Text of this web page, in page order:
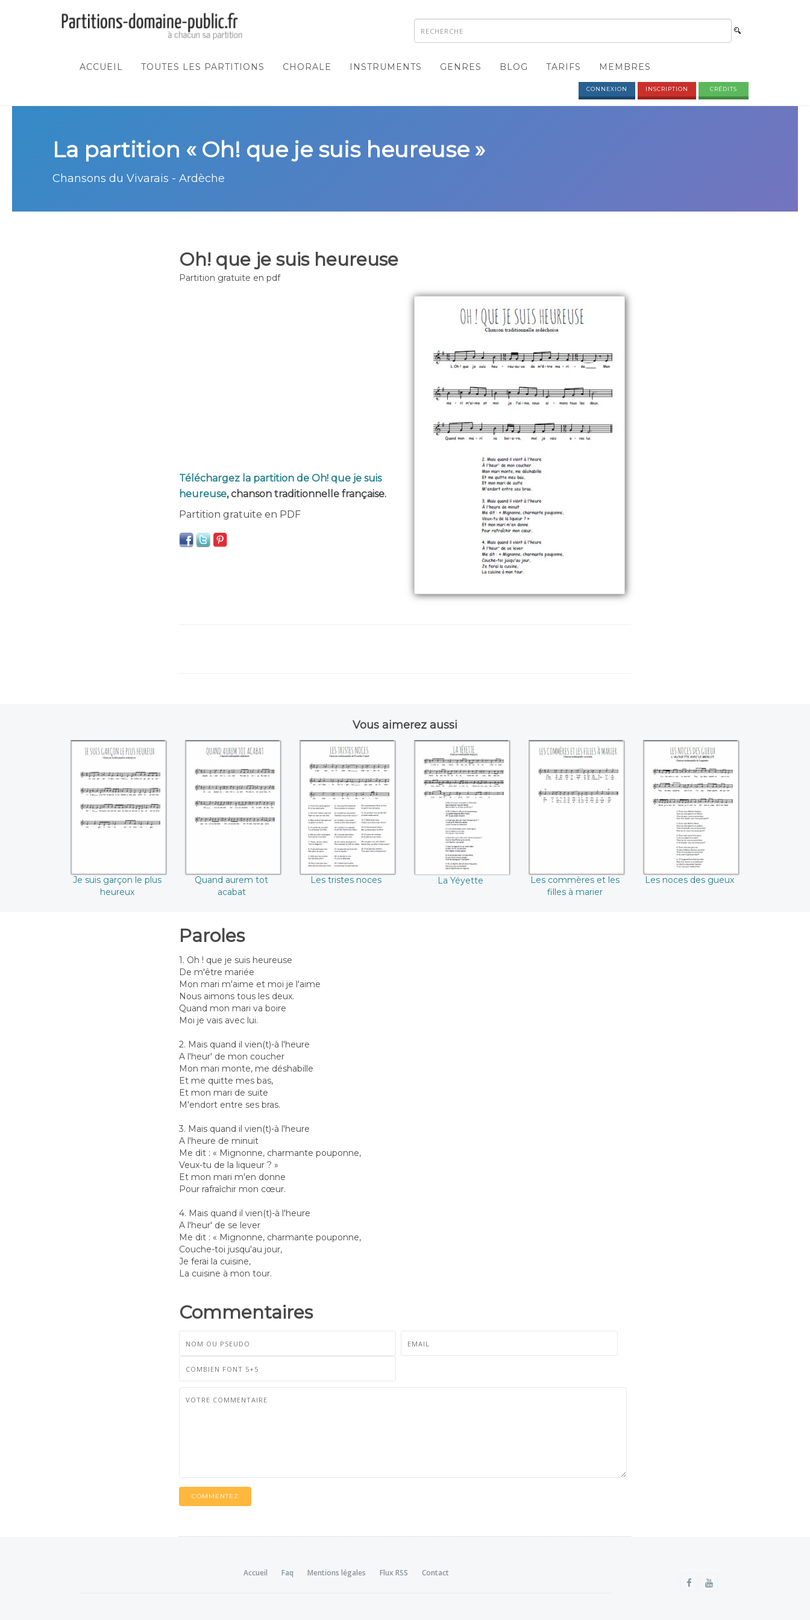
ACCUEIL TOUTES LES PARTITIONS CHORALE INSTRUMENTS GENRES BLOG TARIFS MEMBRES
CONNEXION INSCRIPTION CRÉDITS
La partition « Oh! que je suis heureuse »
Chansons du Vivarais - Ardèche
Oh! que je suis heureuse
Partition gratuite en pdf
Téléchargez la partition de Oh! que je suis
heureuse, chanson traditionnelle française.
Partition gratuite en PDF
Vous aimerez aussi
Je suis garçon le
plus heureux
Je suis garçon le plus
heureux
Quand aurem tot
acabat
Quand aurem tot
acabat
Les tristes noces
Les tristes noces
La Yéyette
La Yéyette
Les commères et
les filles à marier
Les commères et les
filles à marier
Les noces des
gueux
Les noces des gueux
Paroles
1. Oh ! que je suis heureuse
De m'être mariée
Mon mari m'aime et moi je l'aime
Nous aimons tous les deux.
Quand mon mari va boire
Moi je vais avec lui.
2. Mais quand il vien(t)-à l'heure
A l'heur' de mon coucher
Mon mari monte, me déshabille
Et me quitte mes bas,
Et mon mari de suite
M'endort entre ses bras.
3. Mais quand il vien(t)-à l'heure
A l'heure de minuit
Me dit : « Mignonne, charmante pouponne,
Veux-tu de la liqueur ? »
Et mon mari m'en donne
Pour rafraîchir mon cœur.
4. Mais quand il vien(t)-à l'heure
A l'heur' de se lever
Me dit : « Mignonne, charmante pouponne,
Couche-toi jusqu'au jour,
Je ferai la cuisine,
La cuisine à mon tour.
Commentaires
COMMENTEZ
Accueil Faq Mentions légales Flux RSS Contact